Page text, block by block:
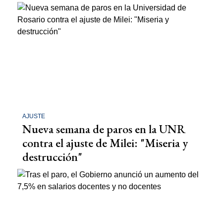
AJUSTE
Nueva semana de paros en la UNR
contra el ajuste de Milei: "Miseria y
destrucción"